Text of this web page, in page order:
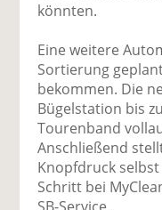
könnten.
Eine weitere
Sortierung
bekommen. Die
Bügelstation bis
Tourenband
Anschließend
Knopfdruck
Schritt bei